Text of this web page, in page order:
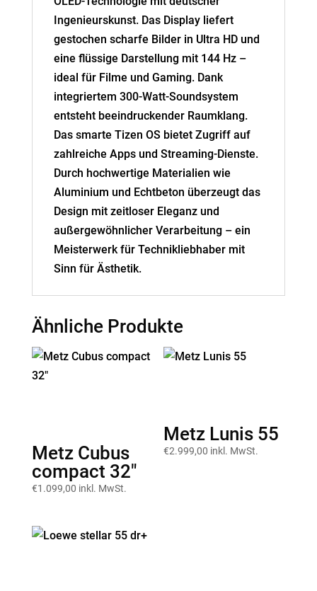
Ingenieurskunst. Das Display liefert
gestochen scharfe Bilder in Ultra HD und
eine flüssige Darstellung mit 144 Hz –
ideal für Filme und Gaming. Dank
integriertem 300-Watt-Soundsystem
entsteht beeindruckender Raumklang.
Das smarte Tizen OS bietet Zugriff auf
zahlreiche Apps und Streaming-Dienste.
Durch hochwertige Materialien wie
Aluminium und Echtbeton überzeugt das
Design mit zeitloser Eleganz und
außergewöhnlicher Verarbeitung – ein
Meisterwerk für Technikliebhaber mit
Sinn für Ästhetik.
Ähnliche Produkte
Metz Cubus
compact 32″
€1.099,00 inkl. MwSt.
Metz Lunis 55
€2.999,00 inkl. MwSt.